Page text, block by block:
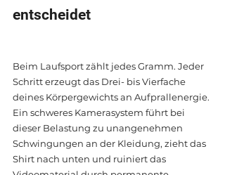
entscheidet
Beim Laufsport zählt jedes Gramm. Jeder
Schritt erzeugt das Drei- bis Vierfache
deines Körpergewichts an Aufprallenergie.
Ein schweres Kamerasystem führt bei
dieser Belastung zu unangenehmen
Schwingungen an der Kleidung, zieht das
Shirt nach unten und ruiniert das